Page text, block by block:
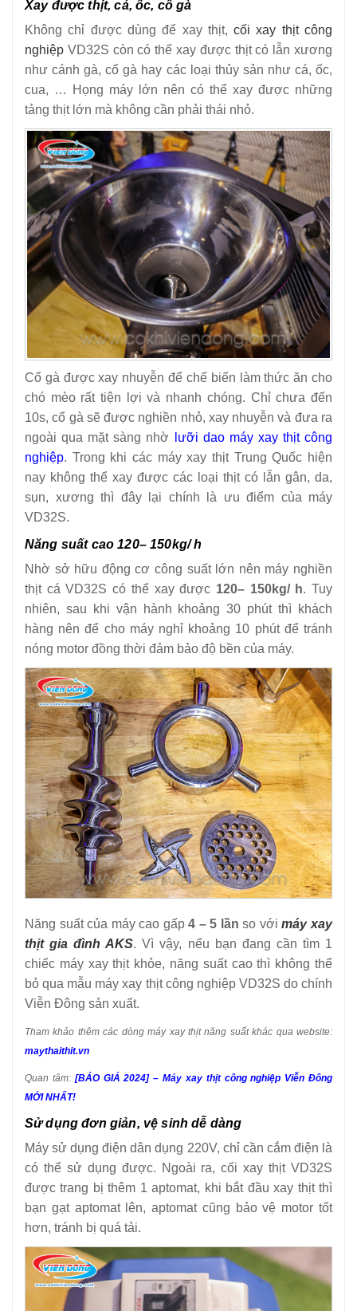
Xay được thịt, cá, ốc, cổ gà
Không chỉ được dùng để xay thịt,cối xay thịt công
nghiệp VD32S còn có thể xay được thịt có lẫn xương
như cánh gà, cổ gà hay các loại thủy sản như cá, ốc,
cua, … Họng máy lớn nên có thể xay được những
tảng thịt lớn mà không cần phải thái nhỏ.
Cổ gà được xay nhuyễn để chế biến làm thức ăn cho
chó mèo rất tiện lợi và nhanh chóng. Chỉ chưa đến
10s, cổ gà sẽ được nghiền nhỏ, xay nhuyễn và đưa ra
ngoài qua mặt sàng nhờ
lưỡi dao máy xay thịt công
nghiệp. Trong khi các máy xay thịt Trung Quốc hiện
nay không thể xay được các loại thịt có lẫn gân, da,
sụn, xương thì đây lại chính là ưu điểm của máy
VD32S.
Năng suất cao 120– 150kg/ h
Nhờ sở hữu động cơ công suất lớn nên máy nghiền
thịt cá VD32S có thể xay được 120– 150kg/ h. Tuy
nhiên, sau khi vận hành khoảng 30 phút thì khách
hàng nên để cho máy nghỉ khoảng 10 phút để tránh
nóng motor đồng thời đảm bảo độ bền của máy.
Năng suất của máy cao gấp4 – 5 lần so vớimáy xay
thịt gia đình AKS. Vì vậy, nếu bạn đang cần tìm 1
chiếc máy xay thịt khỏe, năng suất cao thì không thể
bỏ qua mẫu máy xay thịt công nghiệp VD32S do chính
Viễn Đông sản xuất.
Tham khảo thêm các dòng máy xay thịt năng suất khác qua website:
maythaithit.vn
Quan tâm: [BÁO GIÁ 2024] – Máy xay thịt công nghiệp Viễn Đông
MỚI NHẤT!
Sử dụng đơn giản, vệ sinh dễ dàng
Máy sử dụng điện dân dụng 220V, chỉ cần cắm điện là
có thể sử dụng được. Ngoài ra, cối xay thịt VD32S
được trang bị thêm 1 aptomat, khi bắt đầu xay thịt thì
bạn gạt aptomat lên, aptomat cũng bảo vệ motor tốt
hơn, tránh bị quá tải.